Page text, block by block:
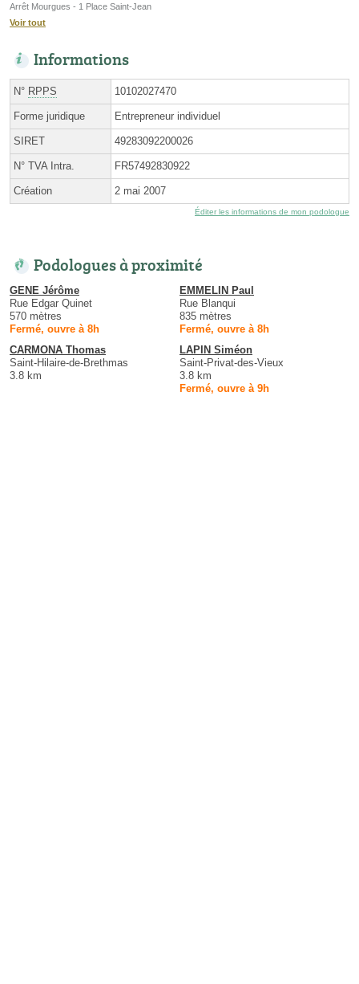
Arrêt Mourgues - 1 Place Saint-Jean
Voir tout
Informations
N° RPPS 10102027470
Forme juridique Entrepreneur individuel
SIRET 49283092200026
N° TVA Intra. FR57492830922
Création 2 mai 2007
Éditer les informations de mon podologue
Podologues à proximité
GENE Jérôme
Rue Edgar Quinet
570 mètres
Fermé, ouvre à 8h
EMMELIN Paul
Rue Blanqui
835 mètres
Fermé, ouvre à 8h
CARMONA Thomas
Saint-Hilaire-de-Brethmas
3.8 km
LAPIN Siméon
Saint-Privat-des-Vieux
3.8 km
Fermé, ouvre à 9h